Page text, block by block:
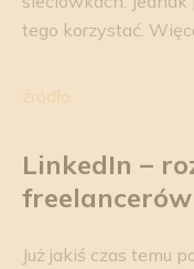
tego korzystać.
źródło
LinkedIn –
freelancerów
Już jakiś czas temu